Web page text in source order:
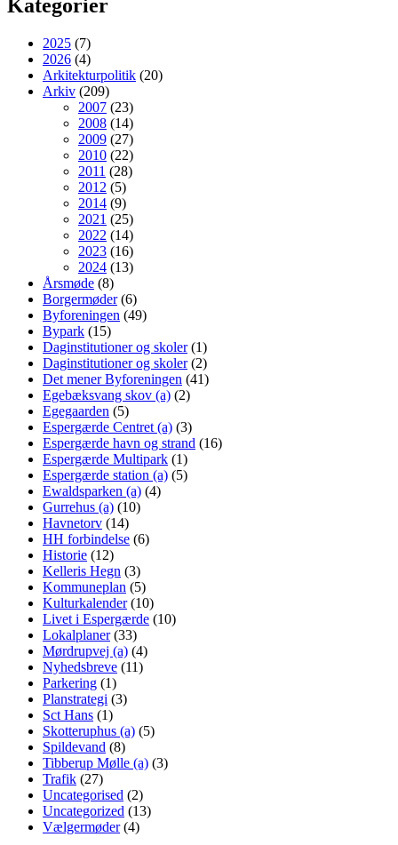
Kategorier
2025 (7)
2026 (4)
Arkitekturpolitik (20)
Arkiv (209)
2007 (23)
2008 (14)
2009 (27)
2010 (22)
2011 (28)
2012 (5)
2014 (9)
2021 (25)
2022 (14)
2023 (16)
2024 (13)
Årsmøde (8)
Borgermøder(6)
Byforeningen (49)
Bypark (15)
Daginstitutioner og skoler(1)
Daginstitutioner og skoler(2)
Det mener Byforeningen (41)
Egebæksvang skov (a) (2)
Egegaarden (5)
Espergærde Centret (a) (3)
Espergærde havn og strand (16)
Espergærde Multipark (1)
Espergærde station (a) (5)
Ewaldsparken (a) (4)
Gurrehus (a) (10)
Havnetorv (14)
HH forbindelse (6)
Historie (12)
Kelleris Hegn (3)
Kommuneplan (5)
Kulturkalender(10)
Livet i Espergærde (10)
Lokalplaner(33)
Mørdrupvej (a) (4)
Nyhedsbreve (11)
Parkering (1)
Planstrategi (3)
Sct Hans (1)
Skotteruphus (a) (5)
Spildevand (8)
Tibberup Mølle (a) (3)
Trafik (27)
Uncategorised (2)
Uncategorized (13)
Vælgermøder(4)